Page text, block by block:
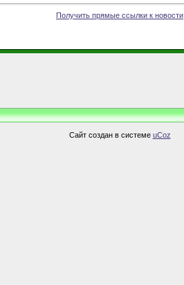
Получить прямые ссылки к новости
Сайт создан в системе uCoz